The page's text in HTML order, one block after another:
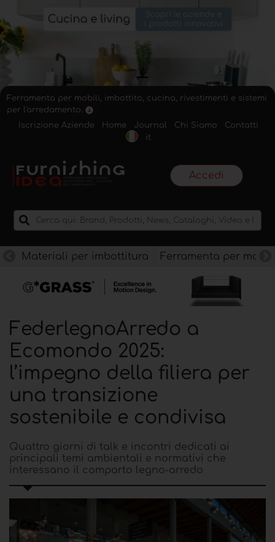
Ferramenta per mobili, imbottito, cucina, rivestimenti e sistemi
per l'arredamento.
Iscrizione Aziende
Home Journal Chi Siamo
Contatti
it
Accedi
Materiali per imbottitura Ferramenta per mobili
FederlegnoArredo a
Ecomondo 2025:
l’impegno della filiera per
una transizione
sostenibile e condivisa
Quattro giorni di talk e incontri dedicati ai
principali temi ambientali e normativi che
interessano il comparto legno-arredo